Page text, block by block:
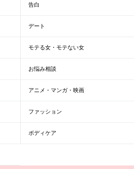
告白
デート
モテる女・モテない女
お悩み相談
アニメ・マンガ・映画
ファッション
ボディケア